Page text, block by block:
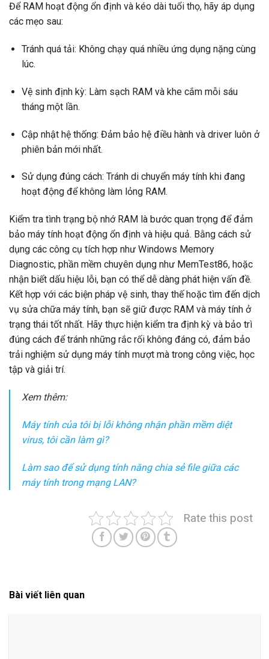
Để RAM hoạt động ổn định và kéo dài tuổi thọ, hãy áp dụng
các mẹo sau:
Tránh quá tải: Không chạy quá nhiều ứng dụng nặng cùng
lúc.
Vệ sinh định kỳ: Làm sạch RAM và khe cắm mỗi sáu
tháng một lần.
Cập nhật hệ thống: Đảm bảo hệ điều hành và driver luôn ở
phiên bản mới nhất.
Sử dụng đúng cách: Tránh di chuyển máy tính khi đang
hoạt động để không làm lỏng RAM.
Kiểm tra tình trạng bộ nhớ RAM là bước quan trọng để đảm
bảo máy tính hoạt động ổn định và hiệu quả. Bằng cách sử
dụng các công cụ tích hợp như Windows Memory
Diagnostic, phần mềm chuyên dụng như MemTest86, hoặc
nhận biết dấu hiệu lỗi, bạn có thể dễ dàng phát hiện vấn đề.
Kết hợp với các biện pháp vệ sinh, thay thế hoặc tìm đến dịch
vụ sửa chữa máy tính, bạn sẽ giữ được RAM và máy tính ở
trạng thái tốt nhất. Hãy thực hiện kiểm tra định kỳ và bảo trì
đúng cách để tránh những rắc rối không đáng có, đảm bảo
trải nghiệm sử dụng máy tính mượt mà trong công việc, học
tập và giải trí.
Xem thêm:
Máy tính của tôi bị lỗi không nhận phần mềm diệt
virus, tôi cần làm gì?
Làm sao để sử dụng tính năng chia sẻ file giữa các
máy tính trong mạng LAN?
Rate this post
Bài viết liên quan